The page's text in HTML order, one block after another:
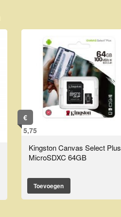
€
5,75
Kingston Canvas Select Plus
MicroSDXC 64GB
Toevoegen